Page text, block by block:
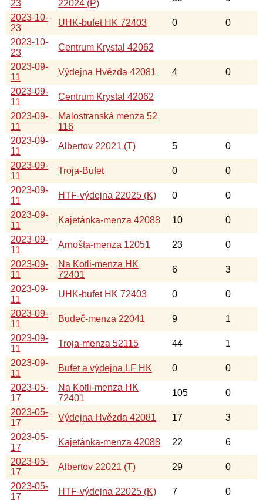
23
22024 (P)
2023-10-
23
UHK-bufet HK 72403 0
0
2023-10-
23
Centrum Krystal 42062
2023-09-
11
Výdejna Hvězda 42081 4
0
2023-09-
11
Centrum Krystal 42062
2023-09-
11
Malostranská menza 52
116
2023-09-
11
Albertov 22021 (T) 5
0
2023-09-
11
Troja-Bufet 0
0
2023-09-
11
HTF-výdejna 22025 (K) 0
0
2023-09-
11
Kajetánka-menza 42088 10
0
2023-09-
11
Arnošta-menza 12051 23
0
2023-09-
11
Na Kotli-menza HK
72401
6
3
2023-09-
11
UHK-bufet HK 72403 0
0
2023-09-
11
Budeč-menza 22041 9
1
2023-09-
11
Troja-menza 52115 44
1
2023-09-
11
Bufet a výdejna LF HK 0
0
2023-05-
17
Na Kotli-menza HK
72401
105
0
2023-05-
17
Výdejna Hvězda 42081 17
3
2023-05-
17
Kajetánka-menza 42088 22
6
2023-05-
17
Albertov 22021 (T) 29
0
2023-05-
17
HTF-výdejna 22025 (K) 7 0